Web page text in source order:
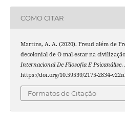
COMO CITAR
Martins, A. A. (2020). Freud além de
decolonial de O mal-estar na
Internacional De Filosofia E Psicanálise,
https://doi.org/10.59539/2175-2834-
Formatos de Citação